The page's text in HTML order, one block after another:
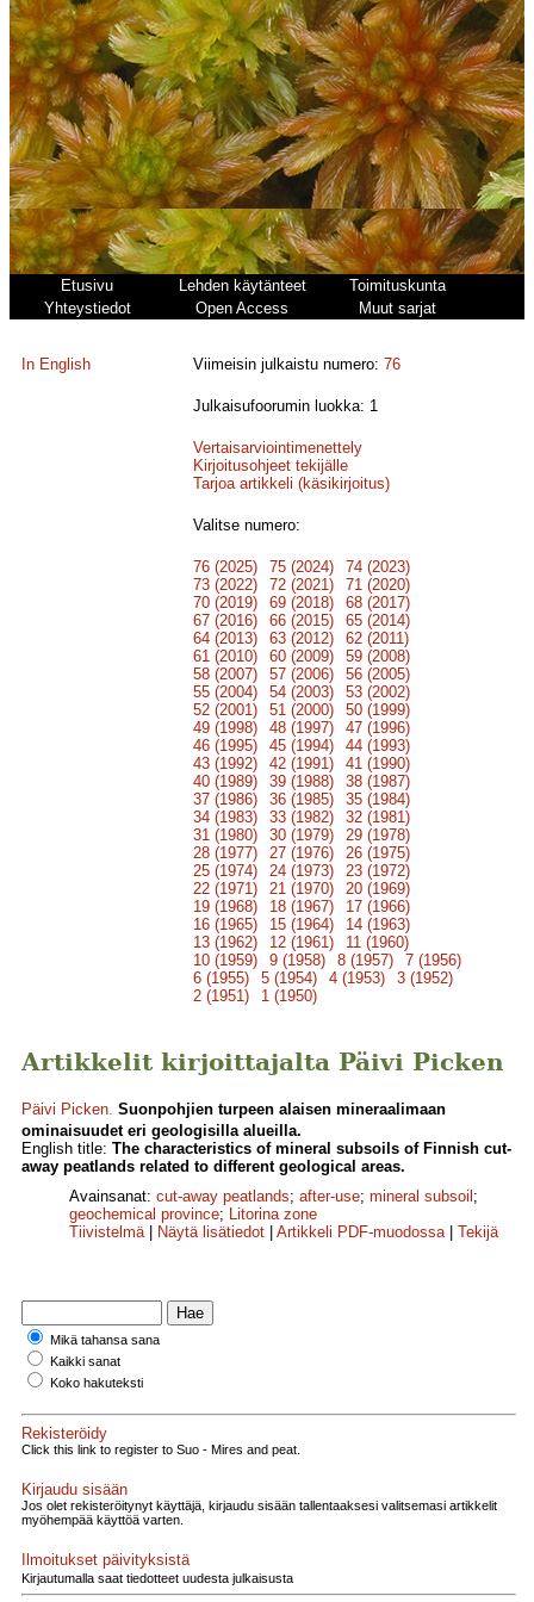
Etusivu Lehden käytänteet
Toimituskunta
Yhteystiedot
Open Access Muut sarjat
In English Viimeisin julkaistu numero:76
Julkaisufoorumin luokka: 1
Vertaisarviointimenettely
Kirjoitusohjeet tekijälle
Tarjoa artikkeli (käsikirjoitus)
Valitse numero:
76 (2025) 75 (2024)
74 (2023)
73 (2022)
72 (2021)
71 (2020)
70 (2019)
69 (2018)
68 (2017)
67 (2016)
66 (2015)
65 (2014)
64 (2013)
63 (2012)
62 (2011)
61 (2010)
60 (2009)
59 (2008)
58 (2007)
57 (2006)
56 (2005)
55 (2004)
54 (2003)
53 (2002)
52 (2001)
51 (2000)
50 (1999)
49 (1998)
48 (1997)
47 (1996)
46 (1995)
45 (1994)
44 (1993)
43 (1992)
42 (1991)
41 (1990)
40 (1989)
39 (1988)
38 (1987)
37 (1986)
36 (1985)
35 (1984)
34 (1983)
33 (1982)
32 (1981)
31 (1980)
30 (1979)
29 (1978)
28 (1977)
27 (1976)
26 (1975)
25 (1974)
24 (1973)
23 (1972)
22 (1971)
21 (1970)
20 (1969)
19 (1968)
18 (1967)
17 (1966)
16 (1965)
15 (1964)
14 (1963)
13 (1962)
12 (1961)
11 (1960)
10 (1959)
9 (1958) 8 (1957)
7 (1956)
6 (1955)
5 (1954) 4 (1953)
3 (1952)
2 (1951)
1 (1950)
Artikkelit kirjoittajalta Päivi Picken
Päivi Picken. Suonpohjien turpeen alaisen mineraalimaan
ominaisuudet eri geologisilla alueilla.
English title: The characteristics of mineral subsoils of Finnish cut-
away peatlands related to different geological areas.
Avainsanat: cut-away peatlands; after-use; mineral subsoil ;
geochemical province; Litorina zone
Tiivistelmä| Näytä lisätiedot Artikkeli PDF-muodossa| Tekijä
Mikä tahansa sana
Kaikki sanat
Koko hakuteksti
Rekisteröidy
Click this link to register to Suo - Mires and peat.
Kirjaudu sisään
Jos olet rekisteröitynyt käyttäjä, kirjaudu sisään tallentaaksesi valitsemasi artikkelit
myöhempää käyttöä varten.
Ilmoitukset päivityksistä
Kirjautumalla saat tiedotteet uudesta julkaisusta